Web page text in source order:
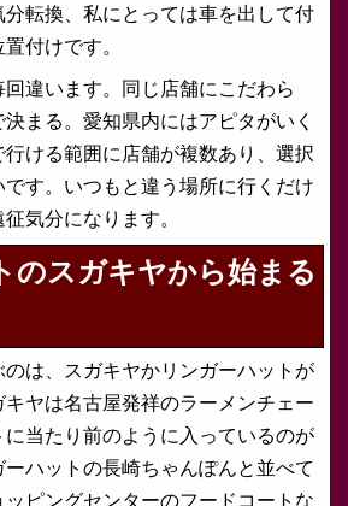
分転換、私にとっては車を出して付
付けです。
違います。同じ店舗にこだわら
まる。愛知県内にはアピタがいく
ける範囲に店舗が複数あり、選択
す。いつもと違う場所に行くだけ
気分になります。
のスガキヤから始まる
は、スガキヤかリンガーハットが
ヤは名古屋発祥のラーメンチェー
に当たり前のように入っているのが
ハットの長崎ちゃんぽんと並べて
ピングセンターのフードコートな